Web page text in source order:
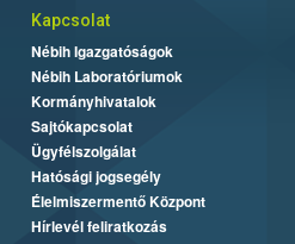
Kapcsolat
Nébih Igazgatóságok
Nébih Laboratóriumok
Kormányhivatalok
Sajtókapcsolat
Ügyfélszolgálat
Hatósági jogsegély
Élelmiszermentő Központ
Hírlevél feliratkozás